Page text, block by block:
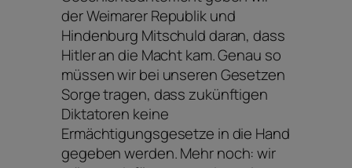
der Weimarer Republik und
Hindenburg Mitschuld daran, dass
Hitler an die Macht kam. Genau so
müssen wir bei unseren Gesetzen
Sorge tragen, dass zukünftigen
Diktatoren keine
Ermächtigungsgesetze in die Hand
gegeben werden. Mehr noch: wir